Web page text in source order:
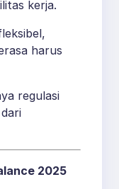
kerja.
harus
regulasi
2025